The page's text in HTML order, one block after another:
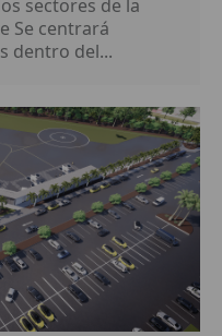
sectores de la
Se centrará
dentro del...